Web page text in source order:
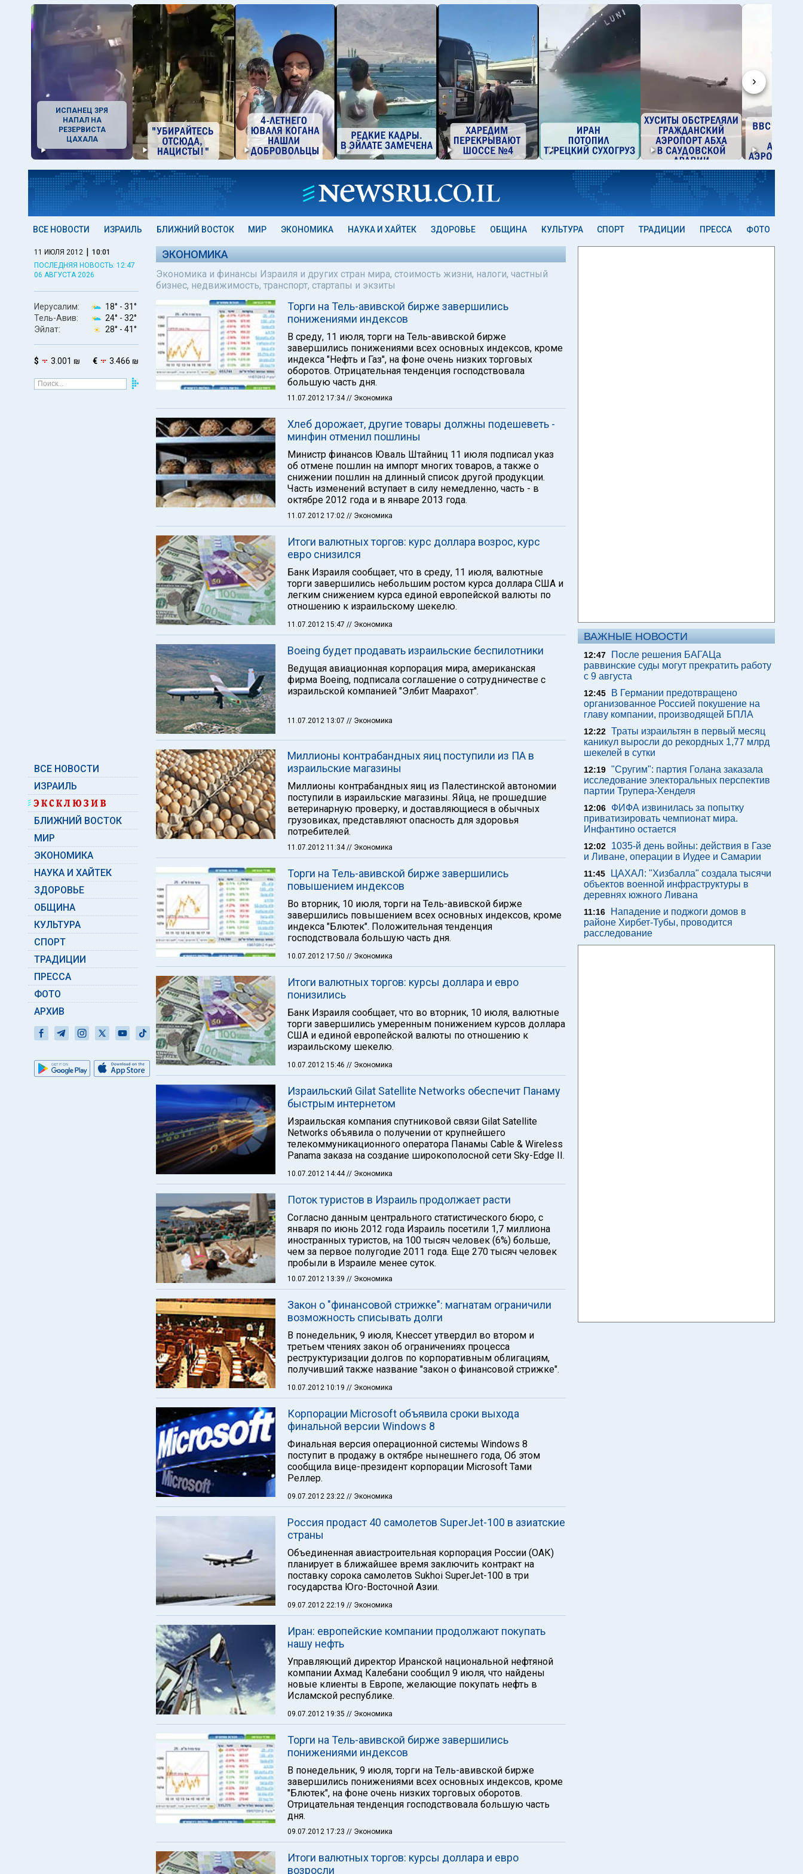
›
ИСПАНЕЦ ЗРЯ
НАПАЛ НА
РЕЗЕРВИСТА
ЦАХАЛА
ВСЕ НОВОСТИ ИЗРАИЛЬ БЛИЖНИЙ ВОСТОК МИР ЭКОНОМИКА НАУКА И ХАЙТЕК ЗДОРОВЬЕ ОБЩИНА КУЛЬТУРА СПОРТ ТРАДИЦИИ ПРЕССА ФОТО
11 ИЮЛЯ 2012 | 10:01
ПОСЛЕДНЯЯ НОВОСТЬ: 12:47
06 АВГУСТА 2026
Иерусалим: 18° - 31°
Тель-Авив:
24° - 32°
Эйлат:
28° - 41°
$ 3.001 ₪ € 3.466 ₪
ВСЕ НОВОСТИ
ИЗРАИЛЬ
БЛИЖНИЙ ВОСТОК
МИР
ЭКОНОМИКА
НАУКА И ХАЙТЕК
ЗДОРОВЬЕ
ОБЩИНА
КУЛЬТУРА
СПОРТ
ТРАДИЦИИ
ПРЕССА
ФОТО
АРХИВ
ЭКОНОМИКА
Экономика и финансы Израиля и других стран мира, стоимость жизни, налоги, частный
бизнес, недвижимость, транспорт, стартапы и экзиты
Торги на Тель-авивской бирже завершились
понижениями индексов
В среду, 11 июля, торги на Тель-авивской бирже
завершились понижениями всех основных индексов, кроме
индекса "Нефть и Газ", на фоне очень низких торговых
оборотов. Отрицательная тенденция господствовала
большую часть дня.
11.07.2012 17:34// Экономика
Хлеб дорожает, другие товары должны подешеветь -
минфин отменил пошлины
Министр финансов Юваль Штайниц 11 июля подписал указ
об отмене пошлин на импорт многих товаров, а также о
снижении пошлин на длинный список другой продукции.
Часть изменений вступает в силу немедленно, часть - в
октябре 2012 года и в январе 2013 года.
11.07.2012 17:02 // Экономика
Итоги валютных торгов: курс доллара возрос, курс
евро снизился
Банк Израиля сообщает, что в среду, 11 июля, валютные
торги завершились небольшим ростом курса доллара США и
легким снижением курса единой европейской валюты по
отношению к израильскому шекелю.
11.07.2012 15:47 // Экономика
Boeing будет продавать израильские беспилотники
Ведущая авиационная корпорация мира, американская
фирма Boeing, подписала соглашение о сотрудничестве с
израильской компанией "Элбит Маарахот".
11.07.2012 13:07 // Экономика
Миллионы контрабандных яиц поступили из ПА в
израильские магазины
Миллионы контрабандных яиц из Палестинской автономии
поступили в израильские магазины. Яйца, не прошедшие
ветеринарную проверку, и доставляющиеся в обычных
грузовиках, представляют опасность для здоровья
потребителей.
11.07.2012 11:34// Экономика
Торги на Тель-авивской бирже завершились
повышением индексов
Во вторник, 10 июля, торги на Тель-авивской бирже
завершились повышением всех основных индексов, кроме
индекса "Блютек". Положительная тенденция
господствовала большую часть дня.
10.07.2012 17:50 // Экономика
Итоги валютных торгов: курсы доллара и евро
понизились
Банк Израиля сообщает, что во вторник, 10 июля, валютные
торги завершились умеренным понижением курсов доллара
США и единой европейской валюты по отношению к
израильскому шекелю.
10.07.2012 15:46 // Экономика
Израильский Gilat Satellite Networks обеспечит Панаму
быстрым интернетом
Израильская компания спутниковой связи Gilat Satellite
Networks объявила о получении от крупнейшего
телекоммуникационного оператора Панамы Cable & Wireless
Panama заказа на создание широкополосной сети Sky-Edge II.
10.07.2012 14:44// Экономика
Поток туристов в Израиль продолжает расти
Согласно данным центрального статистического бюро, с
января по июнь 2012 года Израиль посетили 1,7 миллиона
иностранных туристов, на 100 тысяч человек (6%) больше,
чем за первое полугодие 2011 года. Еще 270 тысяч человек
пробыли в Израиле менее суток.
10.07.2012 13:39 // Экономика
Закон о "финансовой стрижке": магнатам ограничили
возможность списывать долги
В понедельник, 9 июля, Кнессет утвердил во втором и
третьем чтениях закон об ограничениях процесса
реструктуризации долгов по корпоративным облигациям,
получивший также название "закон о финансовой стрижке".
10.07.2012 10:19 // Экономика
Корпорации Microsoft объявила сроки выхода
финальной версии Windows 8
Финальная версия операционной системы Windows 8
поступит в продажу в октябре нынешнего года, Об этом
сообщила вице-президент корпорации Microsoft Тами
Реллер.
09.07.2012 23:22 // Экономика
Россия продаст 40 самолетов SuperJet-100 в азиатские
страны
Объединенная авиастроительная корпорация России (ОАК)
планирует в ближайшее время заключить контракт на
поставку сорока самолетов Sukhoi SuperJet-100 в три
государства Юго-Восточной Азии.
09.07.2012 22:19 // Экономика
Иран: европейские компании продолжают покупать
нашу нефть
Управляющий директор Иранской национальной нефтяной
компании Ахмад Калебани сообщил 9 июля, что найдены
новые клиенты в Европе, желающие покупать нефть в
Исламской республике.
09.07.2012 19:35 // Экономика
Торги на Тель-авивской бирже завершились
понижениями индексов
В понедельник, 9 июля, торги на Тель-авивской бирже
завершились понижениями всех основных индексов, кроме
"Блютек", на фоне очень низких торговых оборотов.
Отрицательная тенденция господствовала большую часть
дня.
09.07.2012 17:23 // Экономика
Итоги валютных торгов: курсы доллара и евро
возросли
ВАЖНЫЕ НОВОСТИ
12:47
После решения БАГАЦа
раввинские суды могут прекратить работу
с 9 августа
12:45
В Германии предотвращено
организованное Россией покушение на
главу компании, производящей БПЛА
12:22 Траты израильтян в первый месяц
каникул выросли до рекордных 1,77 млрд
шекелей в сутки
12:19 "Сругим": партия Голана заказала
исследование электоральных перспектив
партии Трупера-Хенделя
12:06
ФИФА извинилась за попытку
приватизировать чемпионат мира.
Инфантино остается
12:02
1035-й день войны: действия в Газе
и Ливане, операции в Иудее и Самарии
11:45
ЦАХАЛ: "Хизбалла" создала тысячи
объектов военной инфраструктуры в
деревнях южного Ливана
11:16
Нападение и поджоги домов в
районе Хирбет-Тубы, проводится
расследование